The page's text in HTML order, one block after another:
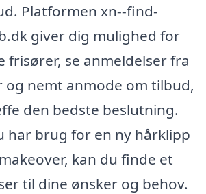
Platformen xn--find-
giver dig mulighed for
frisører, se anmeldelser fra
og nemt anmode om tilbud,
den bedste beslutning.
har brug for en ny hårklipp
kan du finde et
til dine ønsker og behov.